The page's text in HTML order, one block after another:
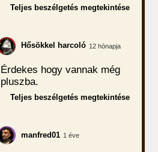
Teljes beszélgetés megtekintése
Hősökkel harcoló 12 hónapja
Érdekes hogy vannak még
pluszba.
Teljes beszélgetés megtekintése
manfred01 1 éve